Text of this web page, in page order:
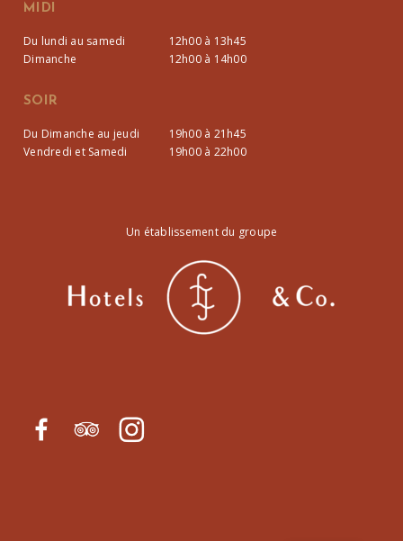
MIDI
Du lundi au samedi
12h00 à 13h45
Dimanche
12h00 à 14h00
SOIR
Du Dimanche au jeudi
19h00 à 21h45
Vendredi et Samedi
19h00 à 22h00
Un établissement du groupe